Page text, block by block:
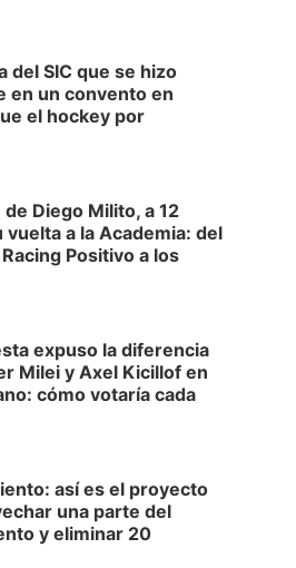
del SIC que se hizo
en un convento en
el hockey por
de Diego Milito, a 12
vuelta a la Academia: del
Positivo a los
expuso la diferencia
Milei y Axel Kicillof en
cómo votaría cada
así es el proyecto
una parte del
y eliminar 20